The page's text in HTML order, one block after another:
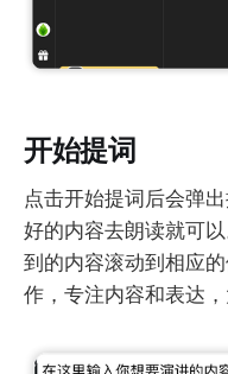
开始提词
点击开始提词后会弹
好的内容去朗读就可
到的内容滚动到相应
作，专注内容和表达